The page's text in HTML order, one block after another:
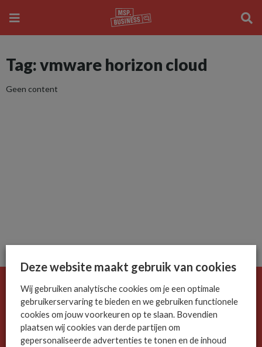
Tag: vmware horizon cloud
Geen content
De ICT-wereld is snel. Mis niets.
Meld je nu aan voor de MSP Business nieuwsbrief.
AANMELDEN
Deze website maakt gebruik van cookies
Wij gebruiken analytische cookies om je een optimale
gebruikerservaring te bieden en we gebruiken functionele
cookies om jouw voorkeuren op te slaan. Bovendien
plaatsen wij cookies van derde partijen om
gepersonaliseerde advertenties te tonen en de inhoud